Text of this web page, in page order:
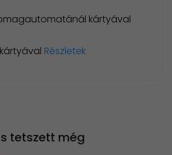
kártyával
kártyával Részletek
tetszett még